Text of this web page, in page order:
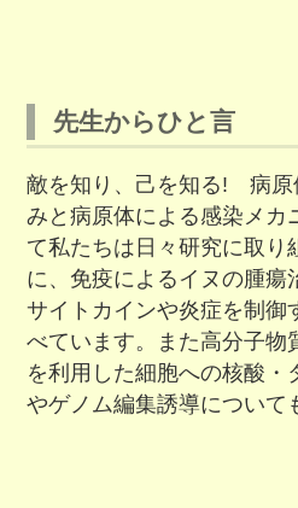
先生からひと言
敵を知り、己を知る! 病原
みと病原体による感染メカ
て私たちは日々研究に取り
に、免疫によるイヌの腫瘍
サイトカインや炎症を制御
べています。また高分子物
を利用した細胞への核酸・
やゲノム編集誘導について